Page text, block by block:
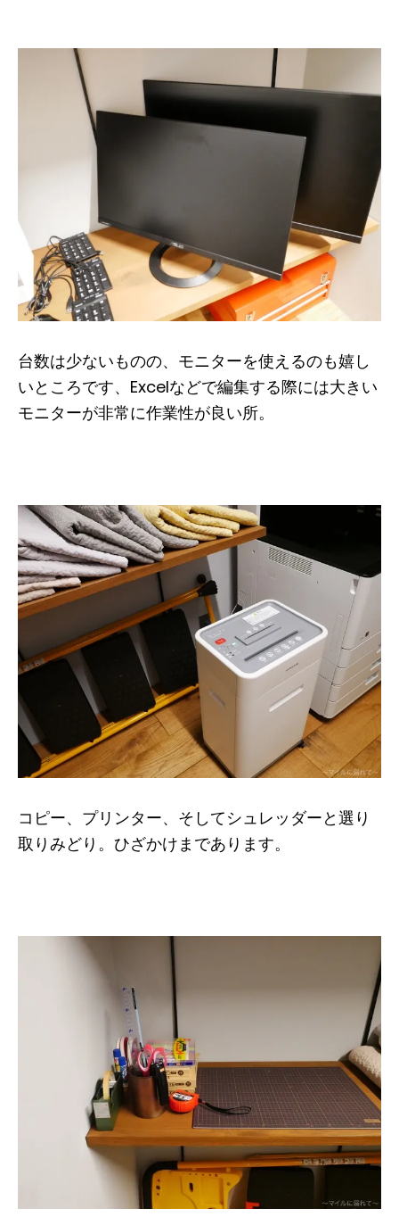
台数は少ないものの、モニターを使えるのも嬉し
いところです、Excelなどで編集する際には大きい
モニターが非常に作業性が良い所。
コピー、プリンター、そしてシュレッダーと選り
取りみどり。ひざかけまであります。